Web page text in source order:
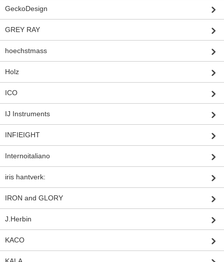
GeckoDesign
GREY RAY
hoechstmass
Holz
ICO
IJ Instruments
INFIEIGHT
Internoitaliano
iris hantverk:
IRON and GLORY
J.Herbin
KACO